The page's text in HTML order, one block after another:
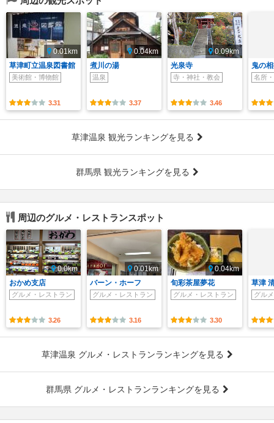
0.01km
草津町立温泉図書館
美術館・博物館
3.31
0.04km
煮川の湯
温泉
3.37
0.09km
光泉寺
寺・神社・教会
3.46
鬼の
名所
草津温泉 観光ランキングを見る
群馬県 観光ランキングを見る
周辺のグルメ・レストランスポット
0.0km
おかめ支店
グルメ・レストラン
3.26
0.01km
バーン・ホーフ
グルメ・レストラン
3.16
0.04km
旬彩茶屋夢花
グルメ・レストラン
3.30
草津
グル
草津温泉 グルメ・レストランランキングを見る
群馬県 グルメ・レストランランキングを見る